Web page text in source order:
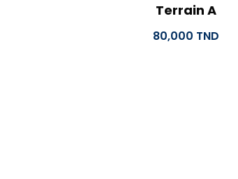
Terrain A
80,000 TND